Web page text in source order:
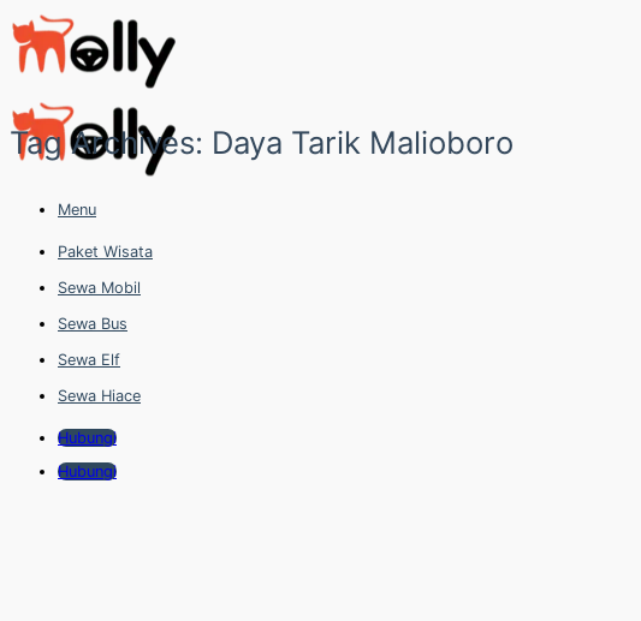
Skip
to
content
Menu
Paket Wisata
Sewa Mobil
Sewa Bus
Sewa Elf
Sewa Hiace
Hubungi
Hubungi
Tag Archives: Daya Tarik Malioboro